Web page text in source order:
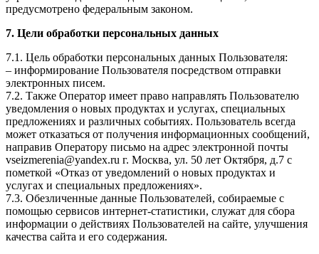
предусмотрено федеральным законом.
7. Цели обработки персональных данных
7.1. Цель обработки персональных данных Пользователя:
– информирование Пользователя посредством отправки
электронных писем.
7.2. Также Оператор имеет право направлять Пользователю
уведомления о новых продуктах и услугах, специальных
предложениях и различных событиях. Пользователь всегда
может отказаться от получения информационных сообщений,
направив Оператору письмо на адрес электронной почты
vseizmerenia@yandex.ru г. Москва, ул. 50 лет Октября, д.7 с
пометкой «Отказ от уведомлений о новых продуктах и
услугах и специальных предложениях».
7.3. Обезличенные данные Пользователей, собираемые с
помощью сервисов интернет-статистики, служат для сбора
информации о действиях Пользователей на сайте, улучшения
качества сайта и его содержания.